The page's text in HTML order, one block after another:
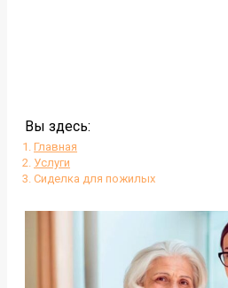
Вы здесь:
Главная
Услуги
Сиделка для пожилых